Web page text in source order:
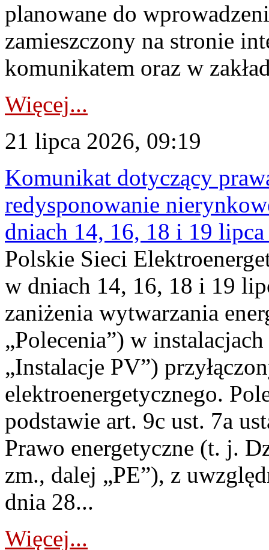
planowane do
zamieszczony na stronie
komunikatem oraz w
Więcej...
21 lipca 2026, 09:19
Komunikat dotyczący
redysponowanie
dniach 14, 16, 18 i 19
Polskie Sieci
w dniach 14, 16, 18 i 19
zaniżenia wytwarzania
„Polecenia”) w
„Instalacje PV”)
elektroenergetycznego.
podstawie art. 9c ust. 7a
Prawo energetyczne (t. j.
zm., dalej „PE”), z
dnia 28...
Więcej...